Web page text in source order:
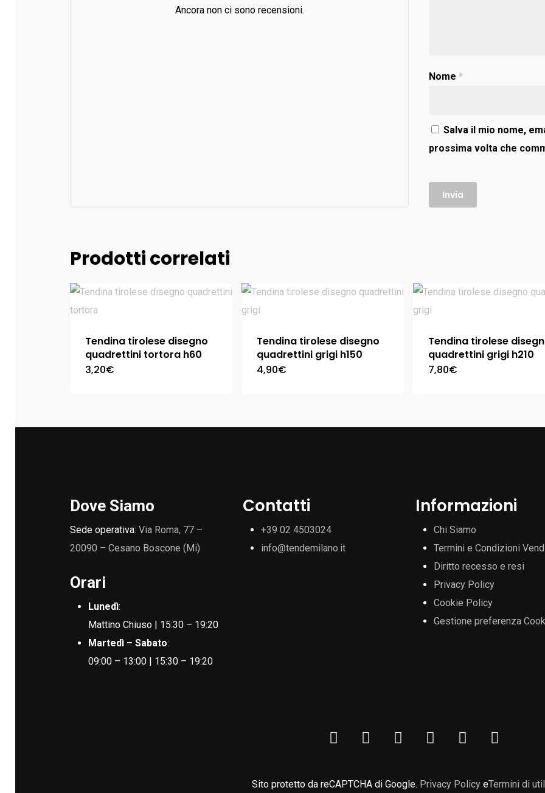
Ancora non ci sono recensioni.
Nome*
Salva il mio nome,
prossima volta che
Prodotti correlati
Tendina tirolese disegno
quadrettini tortora h60
3,20€
Tendina tirolese disegno
quadrettini grigi h150
4,90€
Tendina tirolese
quadrettini grigi h210
7,80€
Dove Siamo
Sede operativa:Via Roma, 77 –
20090 – Cesano Boscone (Mi)
Orari
Lunedì:
Mattino Chiuso | 15:30 – 19:20
Martedì – Sabato:
09:00 – 13:00 | 15:30 – 19:20
Contatti
+39 02 4503024
info@tendemilano.it
Informazioni
Chi Siamo
Termini e Condizioni
Diritto recesso e resi
Privacy Policy
Cookie Policy
Gestione preferenza
Sito protetto da reCAPTCHA di Google. Privacy Policy eTermini di